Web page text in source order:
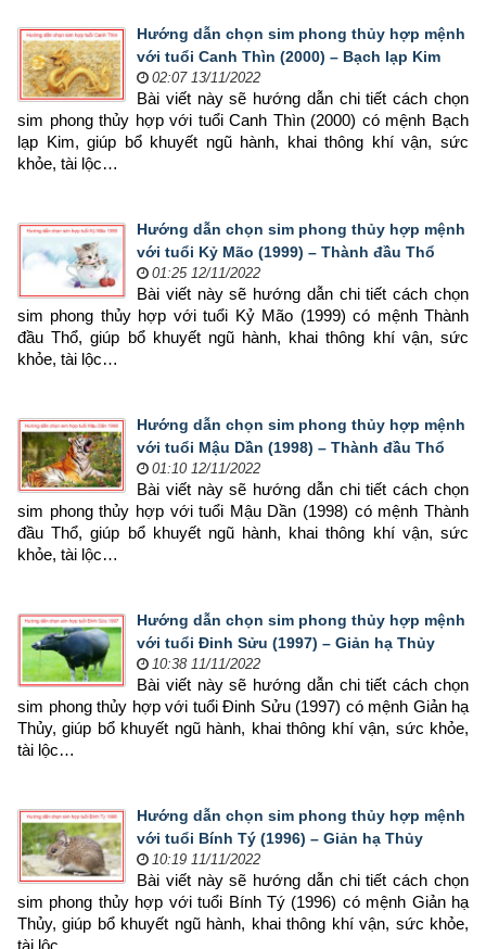
Hướng dẫn chọn sim phong thủy hợp mệnh
với tuổi Canh Thìn (2000) – Bạch lạp Kim
02:07 13/11/2022
Bài viết này sẽ hướng dẫn chi tiết cách chọn
sim phong thủy hợp với tuổi Canh Thìn (2000) có mệnh Bạch
lạp Kim, giúp bổ khuyết ngũ hành, khai thông khí vận, sức
khỏe, tài lộc…
Hướng dẫn chọn sim phong thủy hợp mệnh
với tuổi Kỷ Mão (1999) – Thành đầu Thổ
01:25 12/11/2022
Bài viết này sẽ hướng dẫn chi tiết cách chọn
sim phong thủy hợp với tuổi Kỷ Mão (1999) có mệnh Thành
đầu Thổ, giúp bổ khuyết ngũ hành, khai thông khí vận, sức
khỏe, tài lộc…
Hướng dẫn chọn sim phong thủy hợp mệnh
với tuổi Mậu Dần (1998) – Thành đầu Thổ
01:10 12/11/2022
Bài viết này sẽ hướng dẫn chi tiết cách chọn
sim phong thủy hợp với tuổi Mậu Dần (1998) có mệnh Thành
đầu Thổ, giúp bổ khuyết ngũ hành, khai thông khí vận, sức
khỏe, tài lộc…
Hướng dẫn chọn sim phong thủy hợp mệnh
với tuổi Đinh Sửu (1997) – Giản hạ Thủy
10:38 11/11/2022
Bài viết này sẽ hướng dẫn chi tiết cách chọn
sim phong thủy hợp với tuổi Đinh Sửu (1997) có mệnh Giản hạ
Thủy, giúp bổ khuyết ngũ hành, khai thông khí vận, sức khỏe,
tài lộc…
Hướng dẫn chọn sim phong thủy hợp mệnh
với tuổi Bính Tý (1996) – Giản hạ Thủy
10:19 11/11/2022
Bài viết này sẽ hướng dẫn chi tiết cách chọn
sim phong thủy hợp với tuổi Bính Tý (1996) có mệnh Giản hạ
Thủy, giúp bổ khuyết ngũ hành, khai thông khí vận, sức khỏe,